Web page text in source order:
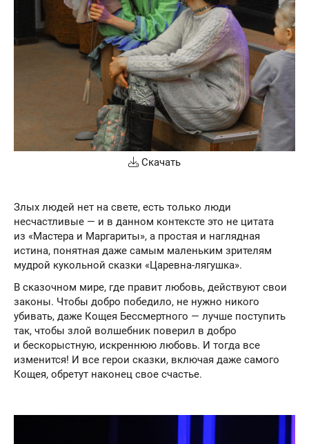
Скачать
Злых людей нет на свете, есть только люди
несчастливые — и в данном контексте это не цитата
из «Мастера и Маргариты», а простая и наглядная
истина, понятная даже самым маленьким зрителям
мудрой кукольной сказки «Царевна-лягушка».
В сказочном мире, где правит любовь, действуют свои
законы. Чтобы добро победило, не нужно никого
убивать, даже Кощея Бессмертного — лучше поступить
так, чтобы злой волшебник поверил в добро
и бескорыстную, искреннюю любовь. И тогда все
изменится! И все герои сказки, включая даже самого
Кощея, обретут наконец свое счастье.